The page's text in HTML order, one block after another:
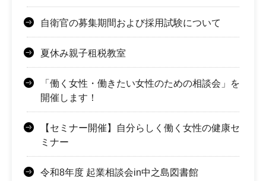
自衛官の募集期間および採用試験について
夏休み親子租税教室
「働く女性・働きたい女性のための相談会」を
開催します！
【セミナー開催】自分らしく働く女性の健康セ
ミナー
令和8年度 起業相談会in中之島図書館